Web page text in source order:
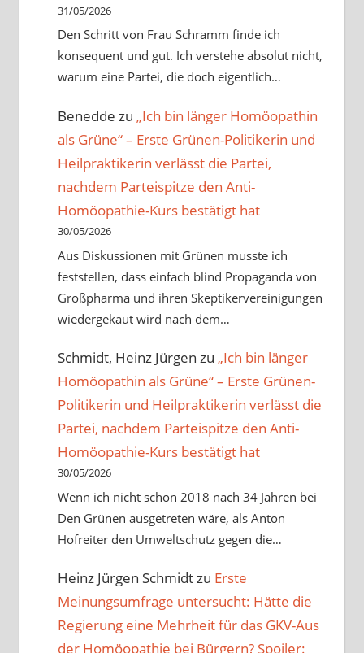
31/05/2026
Den Schritt von Frau Schramm finde ich
konsequent und gut. Ich verstehe absolut nicht,
warum eine Partei, die doch eigentlich…
Benedde zu „Ich bin länger Homöopathin
als Grüne“ – Erste Grünen-Politikerin und
Heilpraktikerin verlässt die Partei,
nachdem Parteispitze den Anti-
Homöopathie-Kurs bestätigt hat
30/05/2026
Aus Diskussionen mit Grünen musste ich
feststellen, dass einfach blind Propaganda von
Großpharma und ihren Skeptikervereinigungen
wiedergekäut wird nach dem…
Schmidt, Heinz Jürgen zu „Ich bin länger
Homöopathin als Grüne“ – Erste Grünen-
Politikerin und Heilpraktikerin verlässt die
Partei, nachdem Parteispitze den Anti-
Homöopathie-Kurs bestätigt hat
30/05/2026
Wenn ich nicht schon 2018 nach 34 Jahren bei
Den Grünen ausgetreten wäre, als Anton
Hofreiter den Umweltschutz gegen die…
Heinz Jürgen Schmidtzu Erste
Meinungsumfrage untersucht: Hätte die
Regierung eine Mehrheit für das GKV-Aus
der Homöopathie bei Bürgern? Spoiler: